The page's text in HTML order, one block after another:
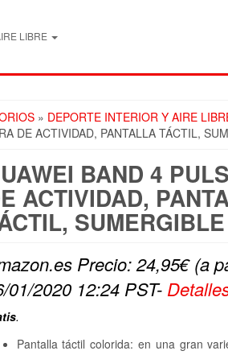
LIBRE
» DEPORTE INTERIOR Y AIRE
DE ACTIVIDAD, PANTALLA TÁCTIL,
BAND 4
ACTIVIDAD,
Precio:24,95€(a
01/2020 12:24 PST-
.
Pantalla táctil colorida: en una gran